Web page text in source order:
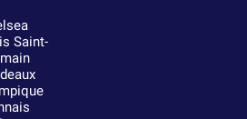
Saint-